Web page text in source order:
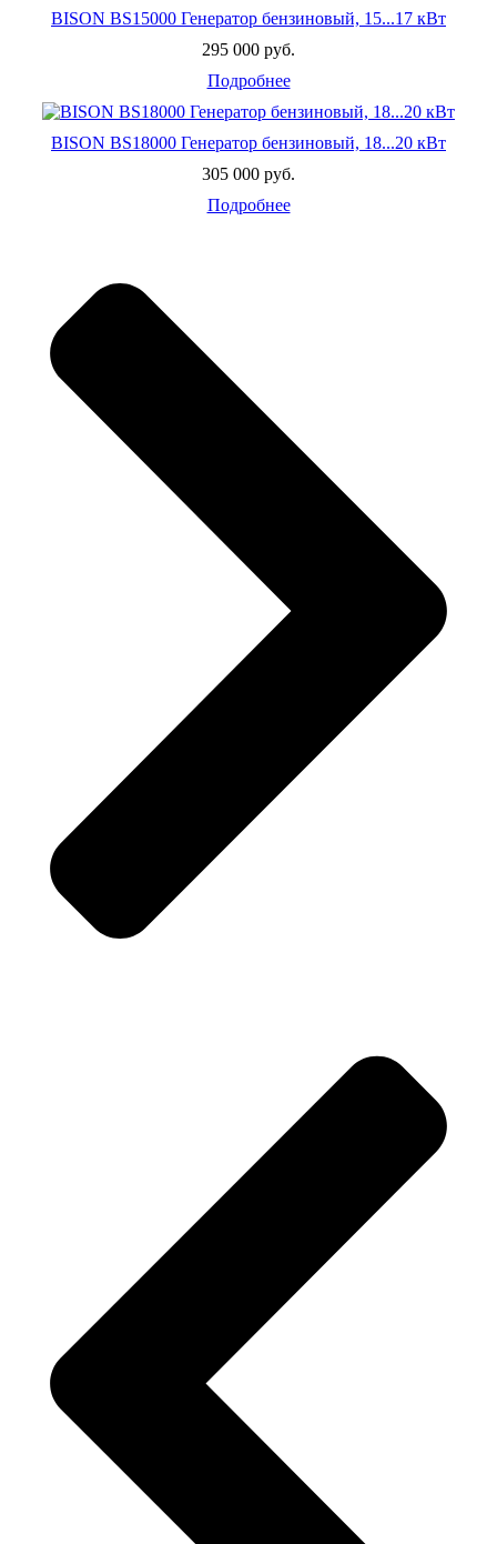
BISON BS15000 Генератор бензиновый, 15...17 кВт
295 000 руб.
Подробнее
BISON BS18000 Генератор бензиновый, 18...20 кВт
305 000 руб.
Подробнее